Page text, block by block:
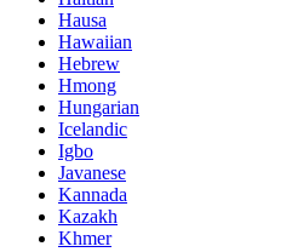
Hausa
Hawaiian
Hebrew
Hmong
Hungarian
Icelandic
Igbo
Javanese
Kannada
Kazakh
Khmer